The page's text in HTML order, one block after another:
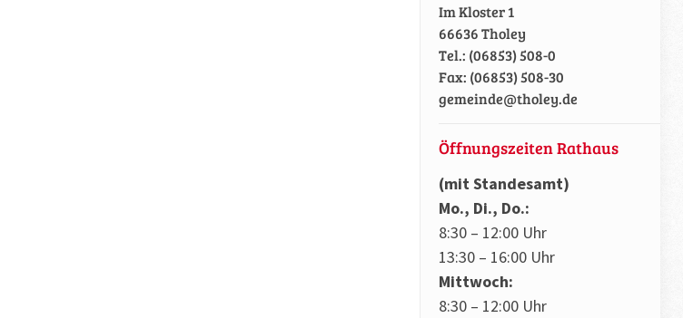
Im Kloster 1
66636 Tholey
Tel.: (06853) 508-0
Fax: (06853) 508-30
gemeinde@tholey.de
Öffnungszeiten Rathaus
(mit Standesamt)
Mo., Di., Do.:
8:30 – 12:00 Uhr
13:30 – 16:00 Uhr
Mittwoch:
8:30 – 12:00 Uhr